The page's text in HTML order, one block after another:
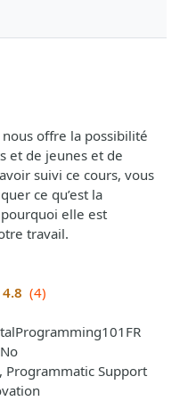
offre la possibilité
et de jeunes et de
suivi ce cours, vous
ce qu’est la
elle est
travail.
4.8 (4)
No
Programmatic Support